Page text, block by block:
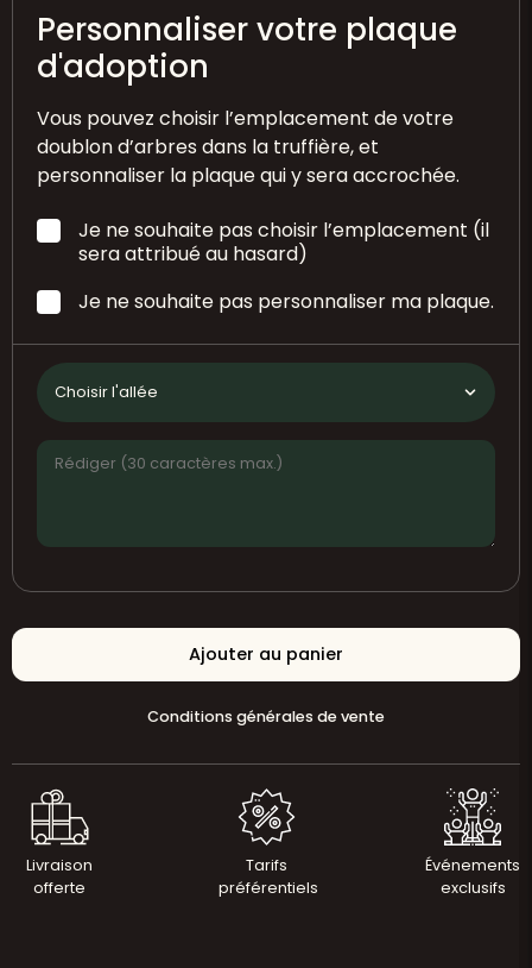
Personnaliser votre plaque
d'adoption
Vous pouvez choisir l’emplacement de votre
doublon d’arbres dans la truffière, et
personnaliser la plaque qui y sera accrochée.
Je ne souhaite pas choisir l’emplacement (il
sera attribué au hasard)
Je ne souhaite pas personnaliser ma plaque.
Choisir l'allée
Ajouter au panier
Conditions générales de vente
Livraison
offerte
Tarifs
préférentiels
Événements
exclusifs